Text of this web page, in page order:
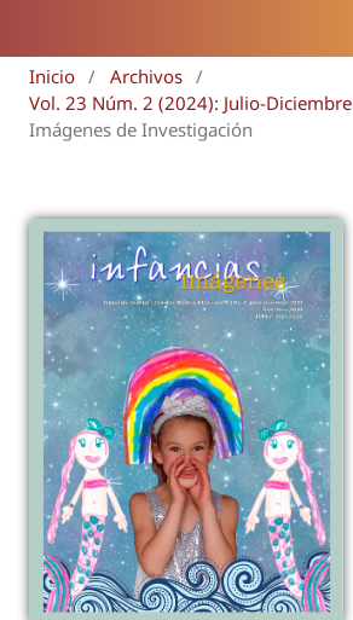
Inicio / Archivos /
Vol. 23 Núm. 2 (2024): Julio-Diciembre
Imágenes de Investigación